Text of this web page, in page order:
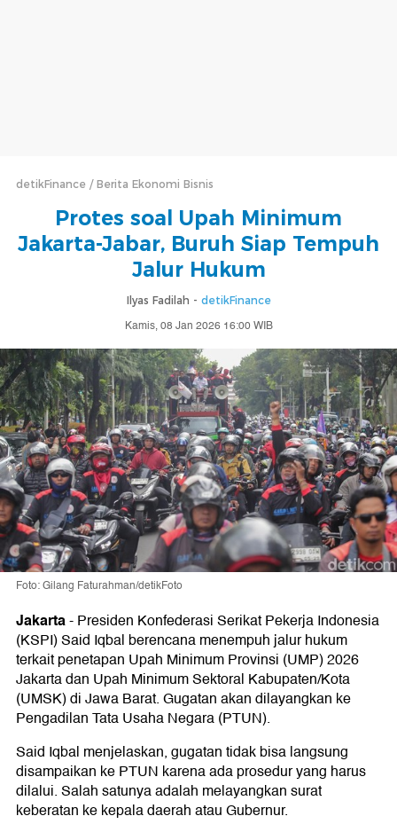
detikFinance Berita Ekonomi Bisnis
Protes soal Upah Minimum
Jakarta-Jabar, Buruh Siap Tempuh
Jalur Hukum
Ilyas Fadilah - detikFinance
Kamis, 08 Jan 2026 16:00 WIB
Foto: Gilang Faturahman/detikFoto
Jakarta-Presiden Konfederasi Serikat Pekerja Indonesia
(KSPI) Said Iqbal berencana menempuh jalur hukum
terkait penetapan Upah Minimum Provinsi (UMP) 2026
Jakarta dan Upah Minimum Sektoral Kabupaten/Kota
(UMSK) di Jawa Barat. Gugatan akan dilayangkan ke
Pengadilan Tata Usaha Negara (PTUN).
Said Iqbal menjelaskan, gugatan tidak bisa langsung
disampaikan ke PTUN karena ada prosedur yang harus
dilalui. Salah satunya adalah melayangkan surat
keberatan ke kepala daerah atau Gubernur.